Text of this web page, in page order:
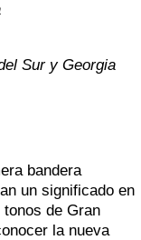
Sur y Georgia
bandera
un significado en
de Gran
la nueva